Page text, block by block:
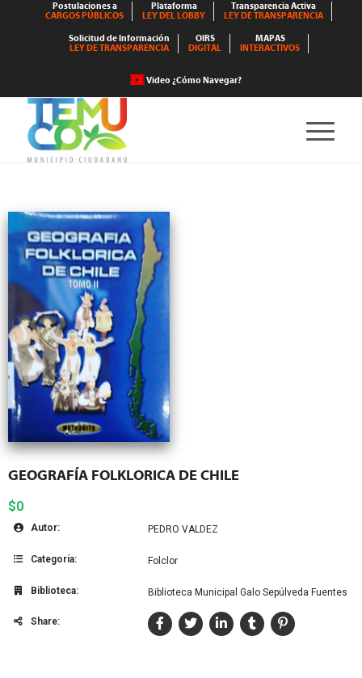
Postulaciones a
CARGOS PÚBLICOS
Plataforma
LEY DEL LOBBY
Transparencia Activa
LEY DE TRANSPARENCIA
Solicitud de Información
LEY DE TRANSPARENCIA
OIRS
DIGITAL
MAPAS
INTERACTIVOS
Video ¿Cómo Navegar?
GEOGRAFÍA FOLKLORICA DE CHILE
$0
Autor: PEDRO VALDEZ
Categoría: Folclor
Biblioteca: Biblioteca Municipal Galo Sepúlveda Fuentes
Share: